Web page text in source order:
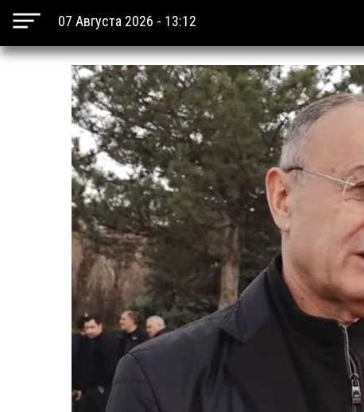
07 Августа 2026 - 13:12